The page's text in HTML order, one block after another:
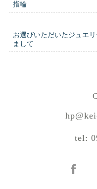
指輪
お選びいただいたジュエ
まして
tel: